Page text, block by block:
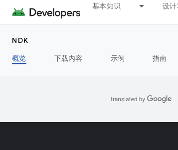
基本知识 设
NDK
概览
下载内容 示例 指南